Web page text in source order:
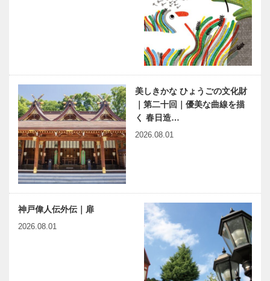
美しきかな ひょうごの文化財
｜第二十回｜優美な曲線を描
く 春日造…
2026.08.01
神戸偉人伝外伝｜扉
2026.08.01